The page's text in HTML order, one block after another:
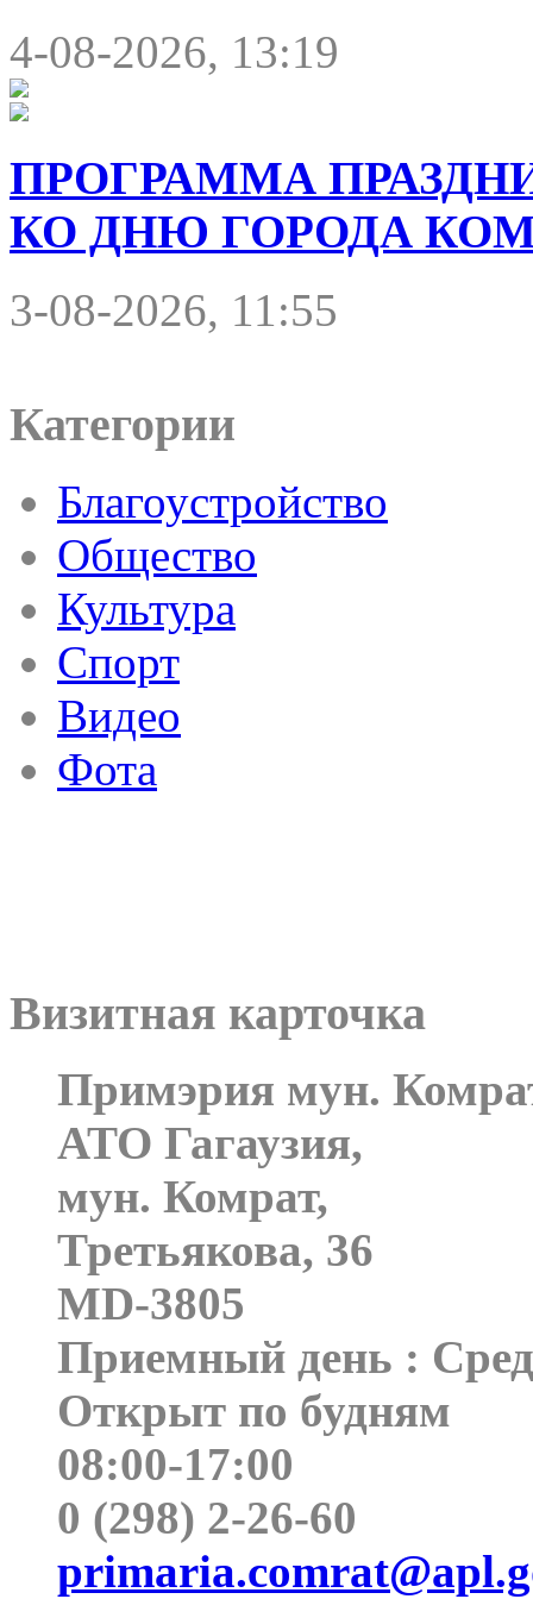
4-08-2026, 13:19
ПРОГРАММА
КО ДНЮ ГОРОДА
3-08-2026, 11:55
Категории
Благоустройство
Общество
Культура
Спорт
Видео
Фота
Визитная карточка
Примэрия мун.
АТО Гагаузия,
мун. Комрат,
Третьякова, 36
MD-3805
Приемный день :
Открыт по будням
08:00-17:00
0 (298) 2-26-60